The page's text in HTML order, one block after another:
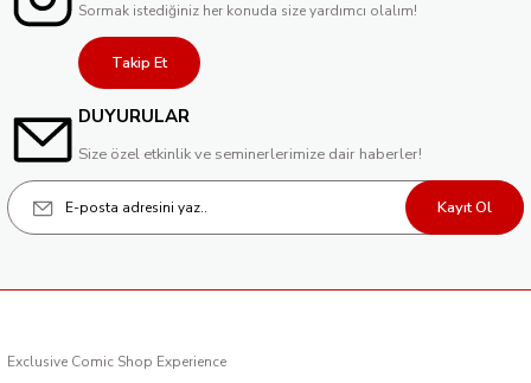
Sormak istediğiniz her konuda size yardımcı olalım!
Takip Et
DUYURULAR
Size özel etkinlik ve seminerlerimize dair haberler!
Kayıt Ol
Exclusive Comic Shop Experience